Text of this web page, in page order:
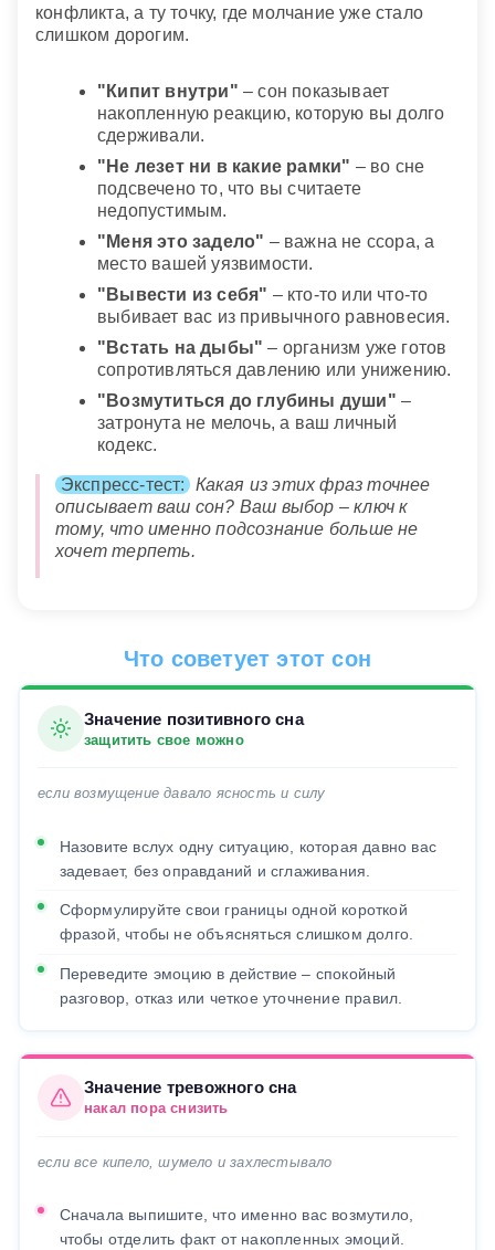
конфликта, а ту точку, где молчание уже стало
слишком дорогим.
"Кипит внутри" – сон показывает
накопленную реакцию, которую вы долго
сдерживали.
"Не лезет ни в какие рамки" – во сне
подсвечено то, что вы считаете
недопустимым.
"Меня это задело" – важна не ссора, а
место вашей уязвимости.
"Вывести из себя" – кто-то или что-то
выбивает вас из привычного равновесия.
"Встать на дыбы" – организм уже готов
сопротивляться давлению или унижению.
"Возмутиться до глубины души" –
затронута не мелочь, а ваш личный
кодекс.
Экспресс-тест:
Какая из этих фраз точнее
описывает ваш сон? Ваш выбор – ключ к
тому, что именно подсознание больше не
хочет терпеть.
Что советует этот сон
Значение позитивного сна
защитить свое можно
если возмущение давало ясность и силу
Назовите вслух одну ситуацию, которая давно вас
задевает, без оправданий и сглаживания.
Сформулируйте свои границы одной короткой
фразой, чтобы не объясняться слишком долго.
Переведите эмоцию в действие – спокойный
разговор, отказ или четкое уточнение правил.
Значение тревожного сна
накал пора снизить
если все кипело, шумело и захлестывало
Сначала выпишите, что именно вас возмутило,
чтобы отделить факт от накопленных эмоций.